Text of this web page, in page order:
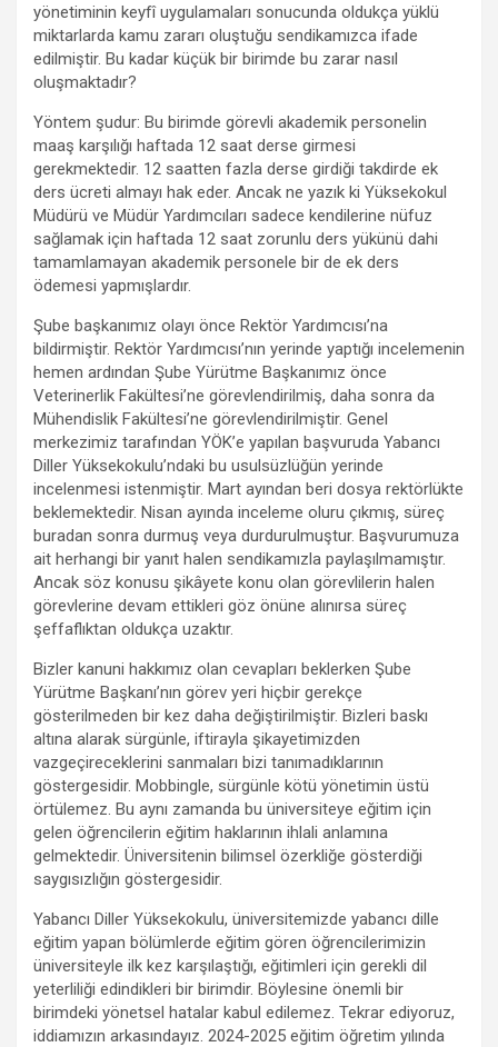
yönetiminin keyfî uygulamaları sonucunda oldukça yüklü
miktarlarda kamu zararı oluştuğu sendikamızca ifade
edilmiştir. Bu kadar küçük bir birimde bu zarar nasıl
oluşmaktadır?
Yöntem şudur: Bu birimde görevli akademik personelin
maaş karşılığı haftada 12 saat derse girmesi
gerekmektedir. 12 saatten fazla derse girdiği takdirde ek
ders ücreti almayı hak eder. Ancak ne yazık ki Yüksekokul
Müdürü ve Müdür Yardımcıları sadece kendilerine nüfuz
sağlamak için haftada 12 saat zorunlu ders yükünü dahi
tamamlamayan akademik personele bir de ek ders
ödemesi yapmışlardır.
Şube başkanımız olayı önce Rektör Yardımcısı’na
bildirmiştir. Rektör Yardımcısı’nın yerinde yaptığı incelemenin
hemen ardından Şube Yürütme Başkanımız önce
Veterinerlik Fakültesi’ne görevlendirilmiş, daha sonra da
Mühendislik Fakültesi’ne görevlendirilmiştir. Genel
merkezimiz tarafından YÖK’e yapılan başvuruda Yabancı
Diller Yüksekokulu’ndaki bu usulsüzlüğün yerinde
incelenmesi istenmiştir. Mart ayından beri dosya rektörlükte
beklemektedir. Nisan ayında inceleme oluru çıkmış, süreç
buradan sonra durmuş veya durdurulmuştur. Başvurumuza
ait herhangi bir yanıt halen sendikamızla paylaşılmamıştır.
Ancak söz konusu şikâyete konu olan görevlilerin halen
görevlerine devam ettikleri göz önüne alınırsa süreç
şeffaflıktan oldukça uzaktır.
Bizler kanuni hakkımız olan cevapları beklerken Şube
Yürütme Başkanı’nın görev yeri hiçbir gerekçe
gösterilmeden bir kez daha değiştirilmiştir. Bizleri baskı
altına alarak sürgünle, iftirayla şikayetimizden
vazgeçireceklerini sanmaları bizi tanımadıklarının
göstergesidir. Mobbingle, sürgünle kötü yönetimin üstü
örtülemez. Bu aynı zamanda bu üniversiteye eğitim için
gelen öğrencilerin eğitim haklarının ihlali anlamına
gelmektedir. Üniversitenin bilimsel özerkliğe gösterdiği
saygısızlığın göstergesidir.
Yabancı Diller Yüksekokulu, üniversitemizde yabancı dille
eğitim yapan bölümlerde eğitim gören öğrencilerimizin
üniversiteyle ilk kez karşılaştığı, eğitimleri için gerekli dil
yeterliliği edindikleri bir birimdir. Böylesine önemli bir
birimdeki yönetsel hatalar kabul edilemez. Tekrar ediyoruz,
iddiamızın arkasındayız. 2024-2025 eğitim öğretim yılında